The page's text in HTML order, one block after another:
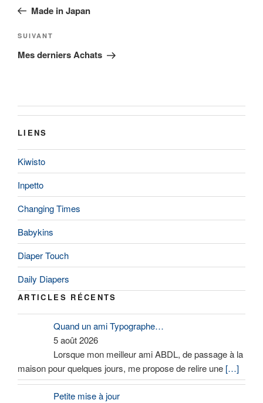
l’article
précédent
Made in Japan
Article
suivant
SUIVANT
Mes derniers Achats
LIENS
Kiwisto
Inpetto
Changing Times
Babykins
Diaper Touch
Daily Diapers
ARTICLES RÉCENTS
Quand un ami Typographe…
5 août 2026
Lorsque mon meilleur ami ABDL, de passage à la
maison pour quelques jours, me propose de relire une […]
Petite mise à jour